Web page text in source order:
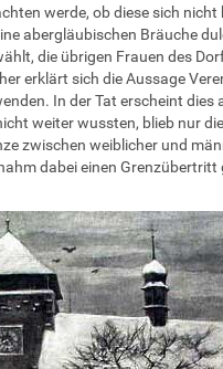
werde, ob diese sich
abergläubischen Bräuche
die übrigen Frauen des
erklärt sich die Aussage
In der Tat erscheint
weiter wussten, blieb nur
zwischen weiblicher und
dabei einen